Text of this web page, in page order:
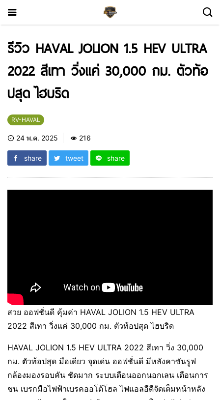
รีวิว HAVAL JOLION 1.5 HEV ULTRA
2022 สีเทา วิ่งแค่ 30,000 กม. ตัวท้อ
ปสุด ไฮบริด
RV-HAVAL
24 พ.ค. 2025 216
share tweet share
สวย ออฟชั่นดี คุ้มค่า HAVAL JOLION 1.5 HEV ULTRA
2022 สีเทา วิ่งแค่ 30,000 กม. ตัวท้อปสุด ไฮบริด
HAVAL JOLION 1.5 HEV ULTRA 2022 สีเทา วิ่ง 30,000
กม. ตัวท้อปสุด มือเดียว จุดเด่น ออฟชั่นดี มีหลังคาซันรูฟ
กล้องมองรอบคัน ชัดมาก ระบบเตือนออกนอกเลน เตือนการ
ชน เบรกมือไฟฟ้าเบรคออโต้โฮล ไฟแอลอีดีจัดเต็มหน้าหลัง